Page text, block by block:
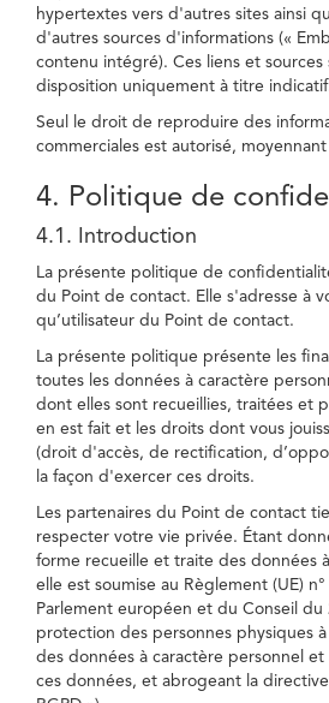
hypertextes vers d'autres sites ainsi
d'autres sources d'informations («
contenu intégré). Ces liens et sources
disposition uniquement à titre
Seul le droit de reproduire des
commerciales est autorisé,
4. Politique de
4.1. Introduction
La présente politique de
du Point de contact. Elle s'adresse à
qu’utilisateur du Point de contact.
La présente politique présente les
toutes les données à caractère
dont elles sont recueillies, traitées et
en est fait et les droits dont vous
(droit d'accès, de rectification,
la façon d'exercer ces droits.
Les partenaires du Point de contact
respecter votre vie privée. Étant
forme recueille et traite des données
elle est soumise au Règlement (UE)
Parlement européen et du Conseil du
protection des personnes physiques
des données à caractère personnel
ces données, et abrogeant la